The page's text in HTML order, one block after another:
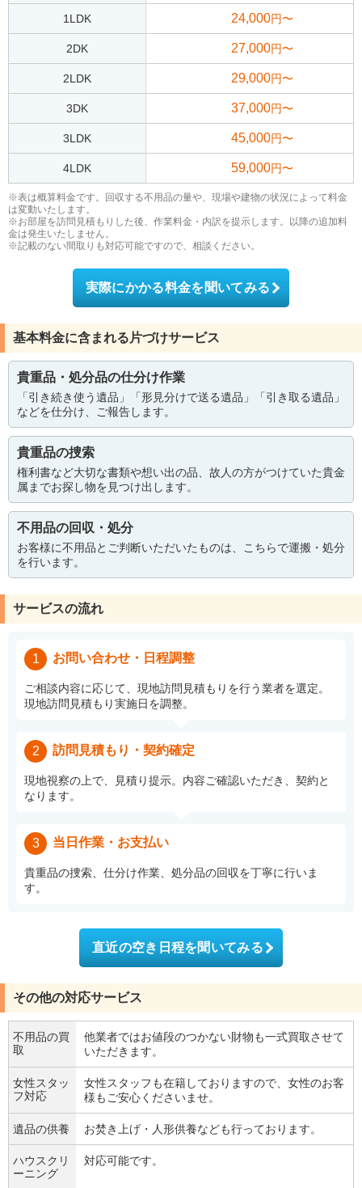
1LDK 24,000円〜
2DK 27,000円〜
2LDK 29,000円〜
3DK 37,000円〜
3LDK 45,000円〜
4LDK 59,000円〜
※表は概算料金です。回収する不用品の量や、現場や建物の状況によって料金
は変動いたします。
※お部屋を訪問見積もりした後、作業料金・内訳を提示します。以降の追加料
金は発生いたしません。
※記載のない間取りも対応可能ですので、相談ください。
実際にかかる料金を聞いてみる
基本料金に含まれる片づけサービス
貴重品・処分品の仕分け作業
「引き続き使う遺品」「形見分けで送る遺品」「引き取る遺品」
などを仕分け、ご報告します。
貴重品の捜索
権利書など大切な書類や想い出の品、故人の方がつけていた貴金
属までお探し物を見つけ出します。
不用品の回収・処分
お客様に不用品とご判断いただいたものは、こちらで運搬・処分
を行います。
サービスの流れ
1 お問い合わせ・日程調整
ご相談内容に応じて、現地訪問見積もりを行う業者を選定。
現地訪問見積もり実施日を調整。
2 訪問見積もり・契約確定
現地視察の上で、見積り提示。内容ご確認いただき、契約と
なります。
3 当日作業・お支払い
貴重品の捜索、仕分け作業、処分品の回収を丁寧に行いま
す。
直近の空き日程を聞いてみる
その他の対応サービス
不用品の買
取
他業者ではお値段のつかない財物も一式買取させて
いただきます。
女性スタッ
フ対応
女性スタッフも在籍しておりますので、女性のお客
様もご安心くださいませ。
遺品の供養 お焚き上げ・人形供養なども行っております。
ハウスクリ
ーニング
対応可能です。